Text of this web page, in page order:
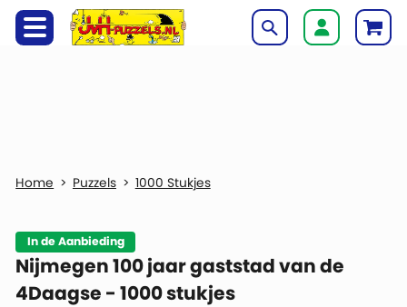
Puzzels 1000 Stukjes
In de Aanbieding
Nijmegen 100 jaar gaststad van de
4Daagse - 1000 stukjes